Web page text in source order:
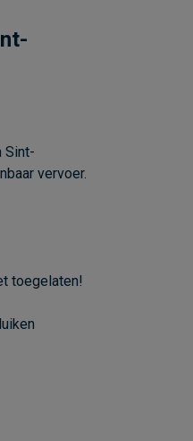
Sint-
vervoer.
toegelaten!